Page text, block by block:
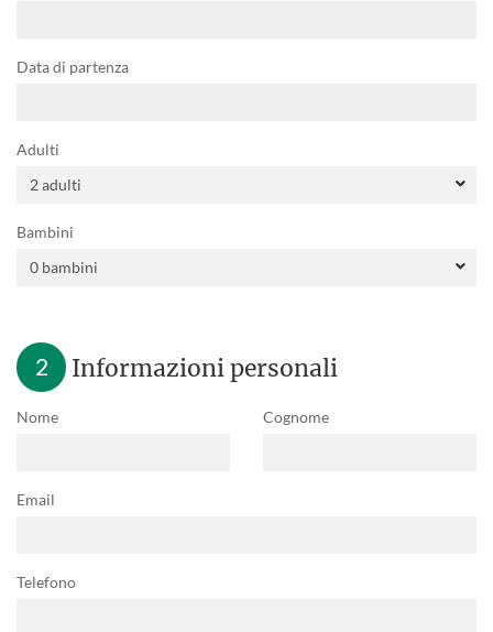
Data di partenza
Adulti
Bambini
2 Informazioni personali
Nome Cognome
Email
Telefono